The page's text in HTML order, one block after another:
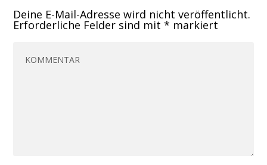
Deine E-Mail-Adresse wird nicht veröffentlicht.
Erforderliche Felder sind mit* markiert